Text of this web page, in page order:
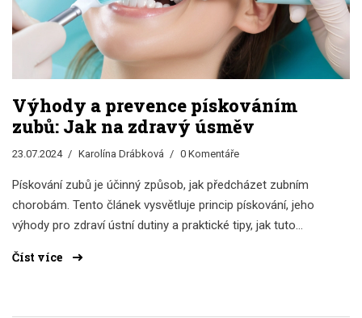
Výhody a prevence pískováním
zubů: Jak na zdravý úsměv
23.07.2024 Karolína Drábková 0 Komentáře
Pískování zubů je účinný způsob, jak předcházet zubním
chorobám. Tento článek vysvětluje princip pískování, jeho
výhody pro zdraví ústní dutiny a praktické tipy, jak tuto
o tom, proč je pískování zubů důležité a jak může přispět k
Číst více